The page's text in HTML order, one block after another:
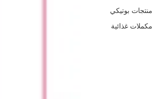
منتجات بوتيكي
مكملات غذائية